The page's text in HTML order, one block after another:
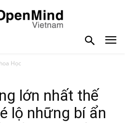
Học
lớn nhất thế
lộ những bí ẩn